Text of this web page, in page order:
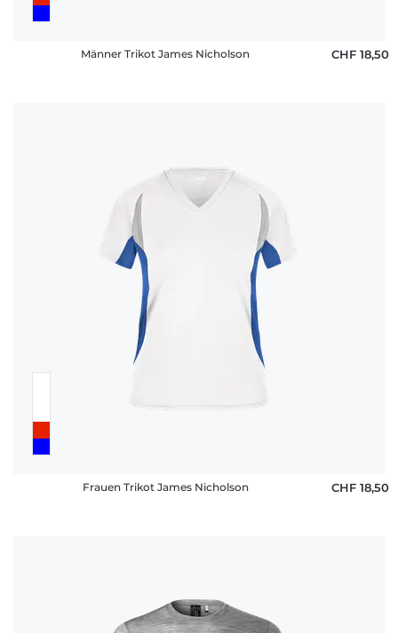
Männer Trikot James Nicholson CHF 18,50
Frauen Trikot James Nicholson CHF 18,50